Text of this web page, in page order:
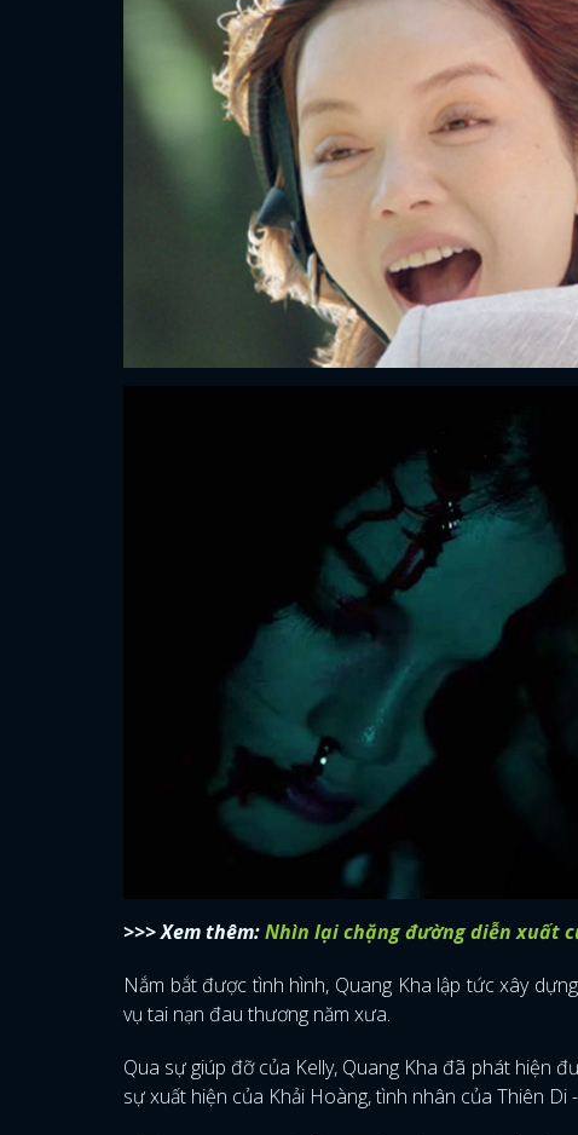
>>> Xem thêm:Nhìn lại chặng đường diễn xuất
Nắm bắt được tình hình, Quang Kha lập tức xây
vụ tai nạn đau thương năm xưa.
Qua sự giúp đỡ của Kelly, Quang Kha đã phát hiện
sự xuất hiện của Khải Hoàng, tình nhân của Thiên